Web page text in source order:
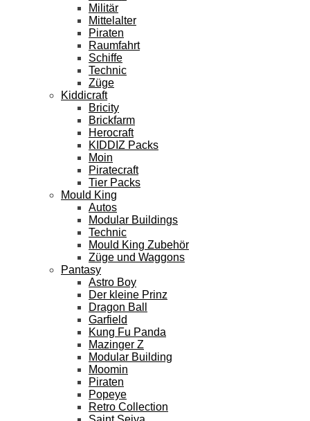
Militär
Mittelalter
Piraten
Raumfahrt
Schiffe
Technic
Züge
Kiddicraft
Bricity
Brickfarm
Herocraft
KIDDIZ Packs
Moin
Piratecraft
Tier Packs
Mould King
Autos
Modular Buildings
Technic
Mould King Zubehör
Züge und Waggons
Pantasy
Astro Boy
Der kleine Prinz
Dragon Ball
Garfield
Kung Fu Panda
Mazinger Z
Modular Building
Moomin
Piraten
Popeye
Retro Collection